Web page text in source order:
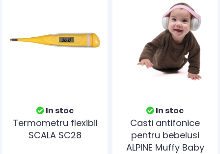
In stoc
Termometru flexibil
SCALA SC28
In stoc
Casti antifonice
pentru bebelusi
ALPINE Muffy Baby